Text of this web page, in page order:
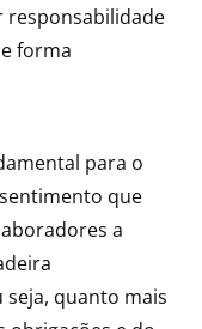
responsabilidade
forma
para o
que
a
quanto mais